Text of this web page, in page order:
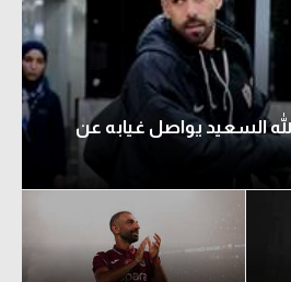
السعيد يواصل غيابه عن